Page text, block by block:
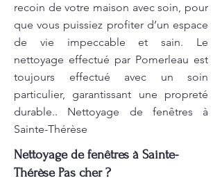
recoin de votre maison avec soin, pour
que vous puissiez profiter d’un espace
de vie impeccable et sain. Le
nettoyage effectué par Pomerleau est
toujours effectué avec un soin
particulier, garantissant une propreté
durable.. Nettoyage de fenêtres à
Sainte-Thérèse
Nettoyage de fenêtres à Sainte-
Thérèse Pas cher ?